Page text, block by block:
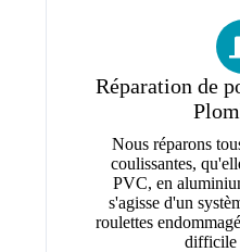
Réparation de
Nous réparons
coulissantes,
PVC, en
s'agisse d'un
roulettes
difficile